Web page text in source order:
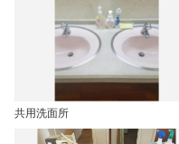
共用洗面所